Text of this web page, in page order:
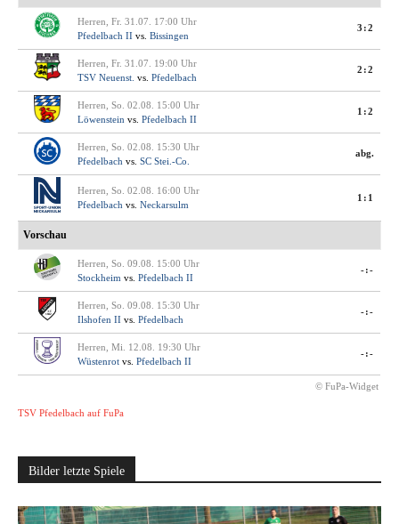
Herren, Fr. 31.07. 17:00 Uhr
Pfedelbach II vs. Bissingen
3:2
Herren, Fr. 31.07. 19:00 Uhr
TSV Neuenst. vs. Pfedelbach
2:2
Herren, So. 02.08. 15:00 Uhr
Löwenstein vs. Pfedelbach II
1:2
Herren, So. 02.08. 15:30 Uhr
Pfedelbach vs. SC Stei.-Co.
abg.
Herren, So. 02.08. 16:00 Uhr
Pfedelbach vs. Neckarsulm
1:1
Vorschau
Herren, So. 09.08. 15:00 Uhr
Stockheim vs. Pfedelbach II
-:-
Herren, So. 09.08. 15:30 Uhr
Ilshofen II vs. Pfedelbach
-:-
Herren, Mi. 12.08. 19:30 Uhr
Wüstenrot vs. Pfedelbach II
-:-
© FuPa-Widget
TSV Pfedelbach auf FuPa
Bilder letzte Spiele